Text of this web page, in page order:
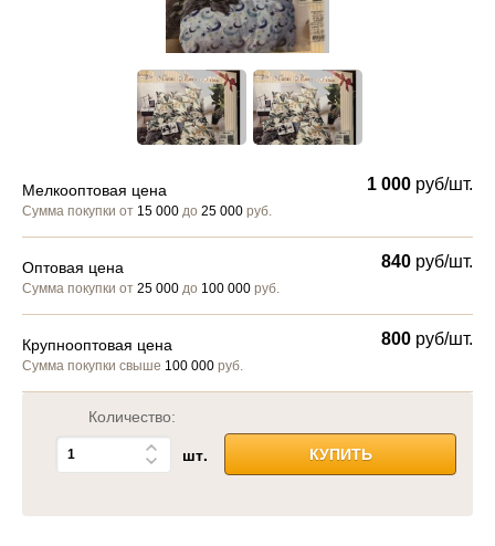
Мелкооптовая цена
Сумма покупки от 15 000 до 25 000 руб.
1 000 руб/шт.
Оптовая цена
Сумма покупки от 25 000 до 100 000 руб.
840 руб/шт.
Крупнооптовая цена
Сумма покупки свыше 100 000 руб.
800 руб/шт.
Количество:
шт. КУПИТЬ